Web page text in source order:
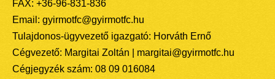
FAX: +36-96-831-836
Email: gyirmotfc@gyirmotfc.hu
Tulajdonos-ügyvezető igazgató: Horváth Ernő
Cégvezető: Margitai Zoltán | margitai@gyirmotfc.hu
Cégjegyzék szám: 08 09 016084